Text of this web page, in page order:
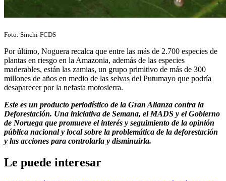
Foto: Sinchi-FCDS
Por último, Noguera recalca que entre las más de 2.700 especies de
plantas en riesgo en la Amazonia, además de las especies
maderables, están las zamias, un grupo primitivo de más de 300
millones de años en medio de las selvas del Putumayo que podría
desaparecer por la nefasta motosierra.
Este es un producto periodístico de la Gran Alianza contra la
Deforestación. Una iniciativa de Semana, el MADS y el Gobierno
de Noruega que promueve el interés y seguimiento de la opinión
pública nacional y local sobre la problemática de la deforestación
y las acciones para controlarla y disminuirla.
Le puede interesar